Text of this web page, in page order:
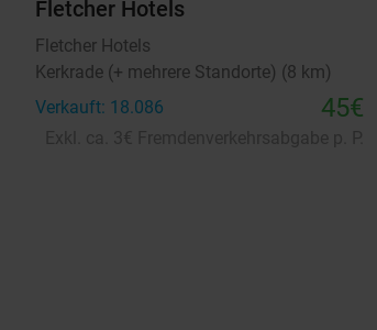
Fletcher Hotels
Fletcher Hotels
Kerkrade (+ mehrere Standorte) (8 km)
Verkauft: 18.086
45€